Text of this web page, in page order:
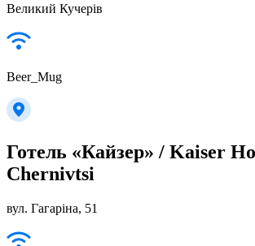
Великий Кучерів
Beer_Mug
Готель «Кайзер» / Kaiser
Chernivtsi
вул. Гагаріна, 51